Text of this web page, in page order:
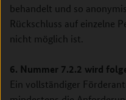
behandelt und so
Rückschluss auf einzelne
nicht möglich ist.
6. Nummer 7.2.2 wird
Ein vollständiger